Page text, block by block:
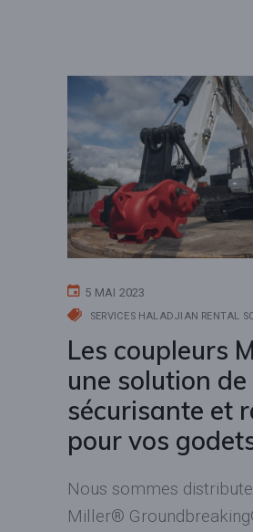
5 MAI 2023
SERVICES HALADJIAN RENTAL
Les coupleurs
une solution
sécurisante et
pour vos
Nous sommes
Miller®